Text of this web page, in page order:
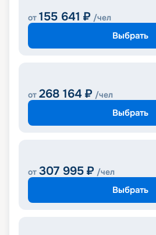
от 155 641 ₽ /чел
Выбрать
от 268 164 ₽ /чел
Выбрать
от 307 995 ₽ /чел
Выбрать